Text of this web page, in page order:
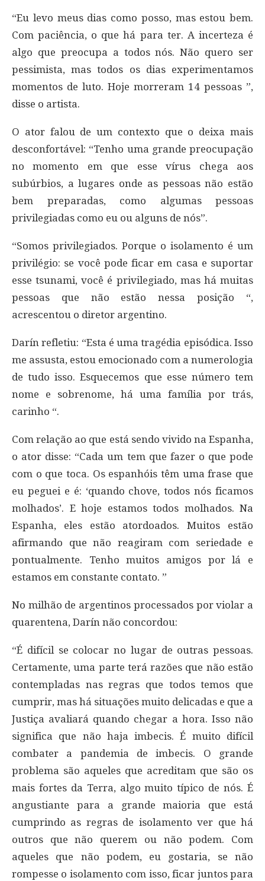
“Eu levo meus dias como posso, mas estou bem.
Com paciência, o que há para ter. A incerteza é
algo que preocupa a todos nós. Não quero ser
pessimista, mas todos os dias experimentamos
momentos de luto. Hoje morreram 14 pessoas ”,
disse o artista.
O ator falou de um contexto que o deixa mais
desconfortável: “Tenho uma grande preocupação
no momento em que esse vírus chega aos
subúrbios, a lugares onde as pessoas não estão
bem preparadas, como algumas pessoas
privilegiadas como eu ou alguns de nós”.
“Somos privilegiados. Porque o isolamento é um
privilégio: se você pode ficar em casa e suportar
esse tsunami, você é privilegiado, mas há muitas
pessoas que não estão nessa posição “,
acrescentou o diretor argentino.
Darín refletiu: “Esta é uma tragédia episódica. Isso
me assusta, estou emocionado com a numerologia
de tudo isso. Esquecemos que esse número tem
nome e sobrenome, há uma família por trás,
carinho “.
Com relação ao que está sendo vivido na Espanha,
o ator disse: “Cada um tem que fazer o que pode
com o que toca. Os espanhóis têm uma frase que
eu peguei e é: ‘quando chove, todos nós ficamos
molhados’. E hoje estamos todos molhados. Na
Espanha, eles estão atordoados. Muitos estão
afirmando que não reagiram com seriedade e
pontualmente. Tenho muitos amigos por lá e
estamos em constante contato. ”
No milhão de argentinos processados ​​por violar a
quarentena, Darín não concordou:
“É difícil se colocar no lugar de outras pessoas.
Certamente, uma parte terá razões que não estão
contempladas nas regras que todos temos que
cumprir, mas há situações muito delicadas e que a
Justiça avaliará quando chegar a hora. Isso não
significa que não haja imbecis. É muito difícil
combater a pandemia de imbecis. O grande
problema são aqueles que acreditam que são os
mais fortes da Terra, algo muito típico de nós. É
angustiante para a grande maioria que está
cumprindo as regras de isolamento ver que há
outros que não querem ou não podem. Com
aqueles que não podem, eu gostaria, se não
rompesse o isolamento com isso, ficar juntos para